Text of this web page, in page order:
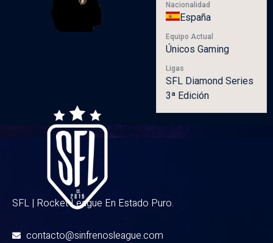
Nacionalidad
España
Equipo Actual
Únicos Gaming
Ligas
SFL Diamond Series
3ª Edición
SFL | Rocket League En Estado Puro.
contacto@sinfrenosleague.com